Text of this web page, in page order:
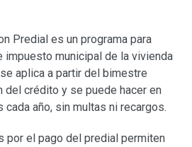
Predial es un programa para
municipal de la vivienda
aplica a partir del bimestre
del crédito y se puede hacer en
año, sin multas ni recargos.
por el pago del predial permiten